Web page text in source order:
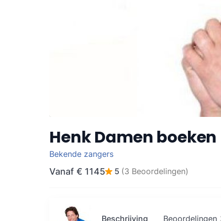
Henk Damen boeken
Bekende zangers
Vanaf € 1145 5 (3 Beoordelingen)
Beschrijving Beoordelingen